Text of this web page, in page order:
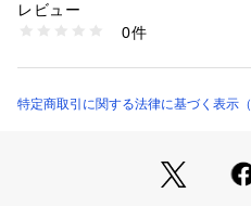
葉で、主に「伝統」「伝承」「
新たにブランディングされまし
・サマになるエスニックな総柄
・盛夏シーズンに活躍する目を
洗濯：30℃非常に弱い 漂白× アイロ
干し ウェット非常に弱い
商品番号：1530700021242 （モール
レビュー
0件
特定商取引に関する法律に基づく表示